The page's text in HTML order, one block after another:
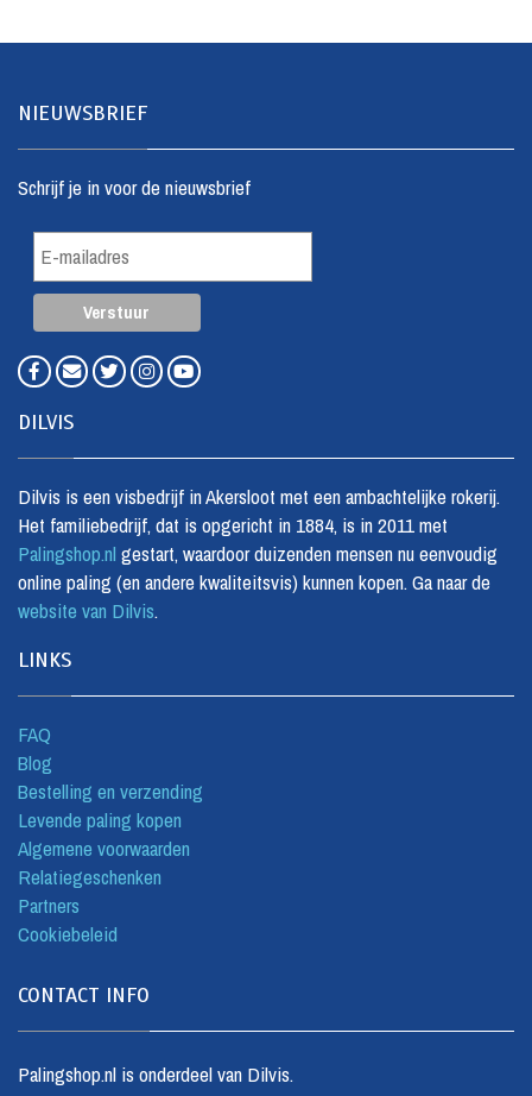
NIEUWSBRIEF
Schrijf je in voor de nieuwsbrief
DILVIS
Dilvis is een visbedrijf in Akersloot met een ambachtelijke rokerij.
Het familiebedrijf, dat is opgericht in 1884, is in 2011 met
Palingshop.nl gestart, waardoor duizenden mensen nu eenvoudig
online paling (en andere kwaliteitsvis) kunnen kopen. Ga naar de
website van Dilvis.
LINKS
FAQ
Blog
Bestelling en verzending
Levende paling kopen
Algemene voorwaarden
Relatiegeschenken
Partners
Cookiebeleid
CONTACT INFO
Palingshop.nl is onderdeel van Dilvis.